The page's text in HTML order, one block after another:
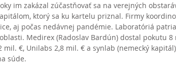
im zakázal zúčastňovať sa na verejných
ktorý sa ku kartelu priznal. Firmy
aj počas nedávnej pandémie. Laboratóriá
Medirex (Radoslav Bardún) dostal pokutu 8
mil. €, Unilabs 2,8 mil. € a synlab (nemecký
súde.